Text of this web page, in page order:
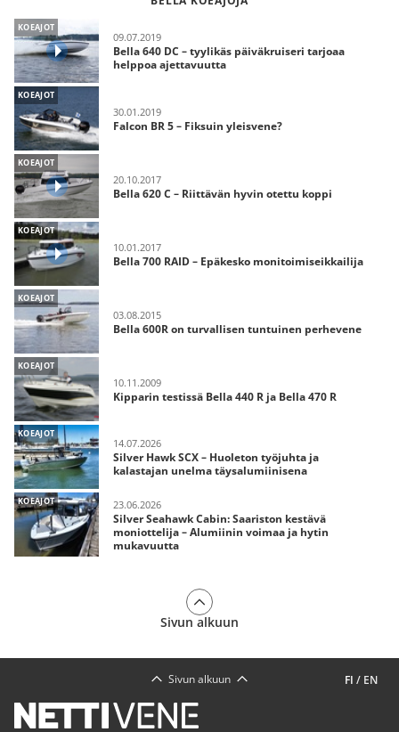
KOEAJOT
09.07.2019
Bella 640 DC – tyylikäs päiväkruiseri tarjoaa
helppoa ajettavuutta
KOEAJOT
30.01.2019
Falcon BR 5 – Fiksuin yleisvene?
KOEAJOT
20.10.2017
Bella 620 C – Riittävän hyvin otettu koppi
KOEAJOT
10.01.2017
Bella 700 RAID – Epäkesko monitoimiseikkailija
KOEAJOT
03.08.2015
Bella 600R on turvallisen tuntuinen perhevene
KOEAJOT
10.11.2009
Kipparin testissä Bella 440 R ja Bella 470 R
KOEAJOT
14.07.2026
Silver Hawk SCX – Huoleton työjuhta ja
kalastajan unelma täysalumiinisena
KOEAJOT 23.06.2026
Silver Seahawk Cabin: Saariston kestävä
moniottelija – Alumiinin voimaa ja hytin
mukavuutta
Sivun alkuun
FI / EN
Sivun alkuun